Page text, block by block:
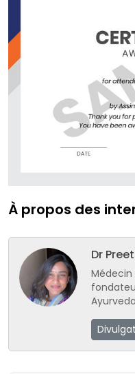
À propos des
Dr
Ayurveda